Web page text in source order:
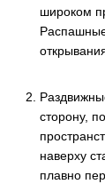
широком
сторону,
наверху
плавно